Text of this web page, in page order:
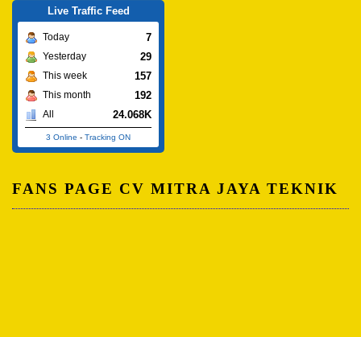
Live Traffic Feed
Today 7
Yesterday 29
This week 157
This month 192
All 24.068K
3 Online - Tracking ON
FANS PAGE CV MITRA JAYA TEKNIK